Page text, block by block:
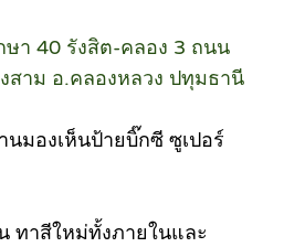
า 40 รังสิต-คลอง 3 ถนน
สาม อ.คลองหลวง ปทุมธานี
นมองเห็นป้ายบิ๊กซี ซูเปอร์
ทาสีใหม่ทั้งภายในและ